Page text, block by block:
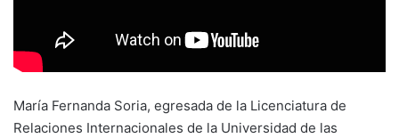
María Fernanda Soria, egresada de la Licenciatura de
Relaciones Internacionales de la Universidad de las